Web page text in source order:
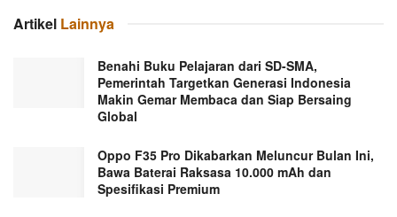
Artikel Lainnya
Benahi Buku Pelajaran dari SD-SMA,
Pemerintah Targetkan Generasi Indonesia
Makin Gemar Membaca dan Siap Bersaing
Global
Oppo F35 Pro Dikabarkan Meluncur Bulan Ini,
Bawa Baterai Raksasa 10.000 mAh dan
Spesifikasi Premium